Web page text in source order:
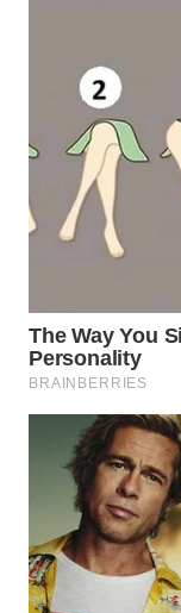
KALSEL
WN
KALTIM
SULSEL
WN
WN
SULUT
WN
MALUKU